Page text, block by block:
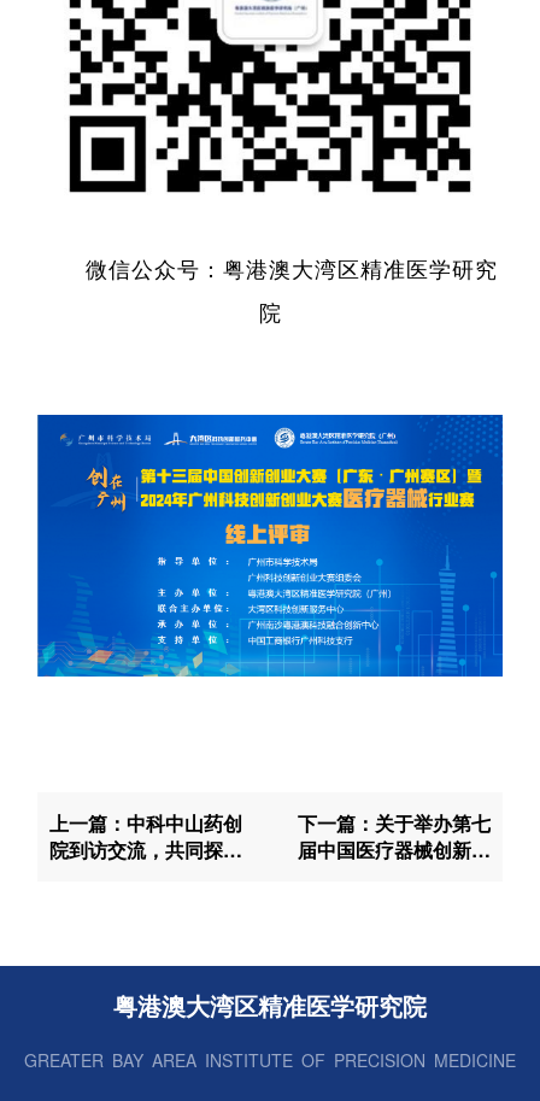
微信公众号：粤港澳大湾区精准医学研究
院
上一篇：中科中山药创
院到访交流，共同探讨
下一篇：关于举办第七
届中国医疗器械创新创
粤港澳大湾区精准医学研究院
GREATER BAY AREA INSTITUTE OF PRECISION MEDICINE